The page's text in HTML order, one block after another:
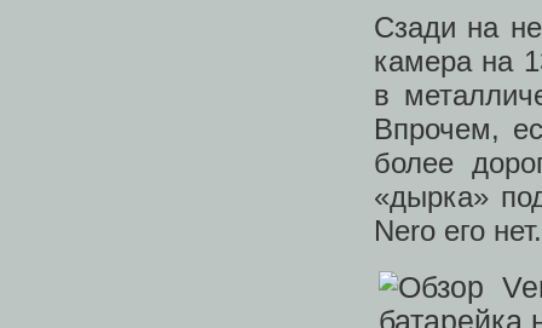
Сзади на
камера на
в
Впрочем,
более
«дырка»
Nero его нет.